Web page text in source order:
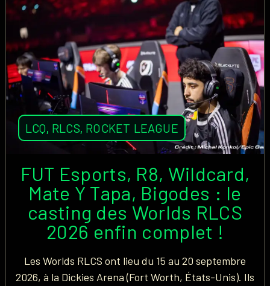
LCQ, RLCS, ROCKET LEAGUE
FUT Esports, R8, Wildcard,
Mate Y Tapa, Bigodes : le
casting des Worlds RLCS
2026 enfin complet !
Les Worlds RLCS ont lieu du 15 au 20 septembre
2026, à la Dickies Arena (Fort Worth, États-Unis). Ils